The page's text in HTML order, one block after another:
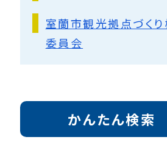
室蘭市観光拠点づく
委員会
かんたん検索